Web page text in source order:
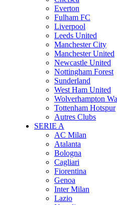
Everton
Fulham FC
Liverpool
Leeds United
Manchester City
Manchester United
Newcastle United
Nottingham Forest
Sunderland
West Ham United
Wolverhampton
Tottenham Hotspur
Autres Clubs
SERIE A
AC Milan
Atalanta
Bologna
Cagliari
Fiorentina
Genoa
Inter Milan
Lazio